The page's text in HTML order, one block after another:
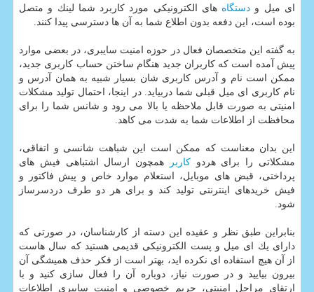
ای میل و دستگاه های الكترونیكی مورد كاربرد شما لینك و متصل
بوده است، این دفعه بدون اطلاع شما به آن ها دسترسی پیدا كنند.
به گفته این متخصصان فعال در حوزه امنیت سایبری، در بعضی موارد
پیش آمده است كه كاربران جدید هنگام ساختن حساب كاربری جدید،
ممكن است نام و آدرس كاربری شان بسیار شبیه به همان آدرس و
نام كاربری ای میل قبلی شما دربیاید. در اینجا، احتمال تولید مشكلات
امنیتی به صورت قابل ملاحظه یا بالا می رود و شانس شما را برای
محافظت از اطلاعات شما به شدت می كاهد.
این بدان معناست كه ممكن است این شباهت شانسی و اتفاقی،
مشكلاتی را برای هردوكاربر
همچون ارسال اشتباهی فیش های
پرداختی، قبض های موبایل، استعلام موارد خاص و پیش فاكتور و
فیش خریدهای اینترنتی تولید كند و برای هر دو طرف دردسرساز
شود.
بنابراین طبق نظر و عقیده این دسته از كارشناسان، در صورتی كه
دارای یك ای میل و پست الكترونیكی قدیمی هستید كه سال هاست
از آن هیچ استفاده ای نكرده اید، بهتر است از فكر حذف همیشگی آن
بیرون بیایید و در صورت نیاز، دوباره آن را فعال سازی كنید و با
ارتقای مراحل امنیتی، حریم خصوصی و امنیت سایبری اطلاعات